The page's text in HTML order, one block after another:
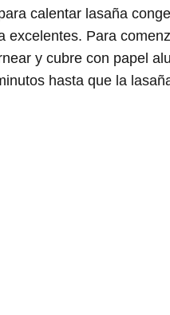
calentar lasaña
excelentes. Para
y cubre con papel
hasta que la